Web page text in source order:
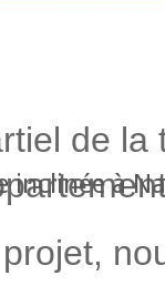
inclinée à
de